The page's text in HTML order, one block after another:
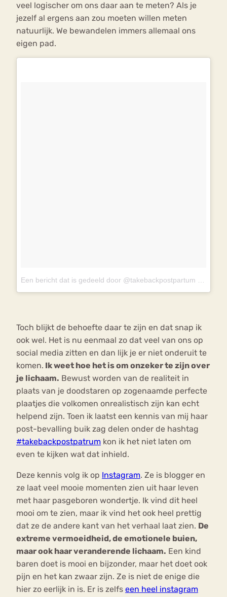
veel logischer om ons daar aan te meten? Als je
jezelf al ergens aan zou moeten willen meten
natuurlijk. We bewandelen immers allemaal ons
eigen pad.
Een bericht dat is gedeeld door @takebackpostpartum
Toch blijkt de behoefte daar te zijn en dat snap ik
ook wel. Het is nu eenmaal zo dat veel van ons op
social media zitten en dan lijk je er niet onderuit te
komen. Ik weet hoe het is om onzeker te zijn over
je lichaam. Bewust worden van de realiteit in
plaats van je doodstaren op zogenaamde perfecte
plaatjes die volkomen onrealistisch zijn kan echt
helpend zijn. Toen ik laatst een kennis van mij haar
post-bevalling buik zag delen onder de hashtag
#takebackpostpatrum kon ik het niet laten om
even te kijken wat dat inhield.
Deze kennis volg ik op Instagram. Ze is blogger en
ze laat veel mooie momenten zien uit haar leven
met haar pasgeboren wondertje. Ik vind dit heel
mooi om te zien, maar ik vind het ook heel prettig
dat ze de andere kant van het verhaal laat zien. De
extreme vermoeidheid, de emotionele buien,
maar ook haar veranderende lichaam. Een kind
baren doet is mooi en bijzonder, maar het doet ook
pijn en het kan zwaar zijn. Ze is niet de enige die
hier zo eerlijk in is. Er is zelfs een heel instagram